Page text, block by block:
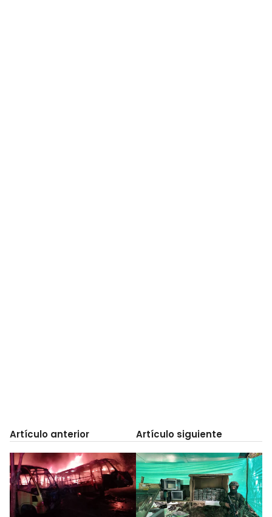
Artículo anterior Artículo siguiente